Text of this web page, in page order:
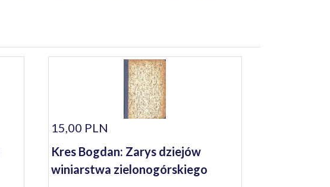
15,00 PLN
Kres Bogdan: Zarys dziejów
winiarstwa zielonogórskiego